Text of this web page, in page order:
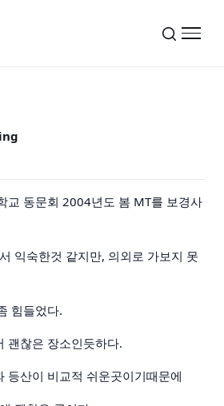
교 동문회 2004년도 봄 MT를 보경사
익숙한것 같지만, 의외로 가보지 못
힘들었다.
괜찮은 장소인듯하다.
등산이 비교적 쉬운곳이기때문에